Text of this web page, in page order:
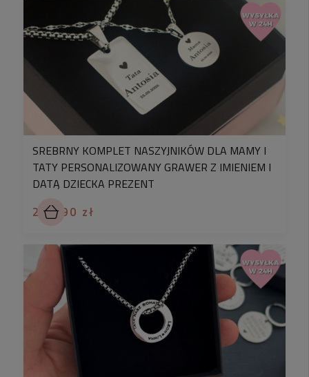
SREBRNY KOMPLET NASZYJNIKÓW DLA MAMY I
TATY PERSONALIZOWANY GRAWER Z IMIENIEM I
DATĄ DZIECKA PREZENT
239,90 zł